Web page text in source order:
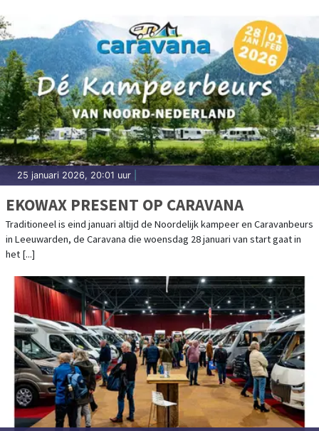
25 januari 2026, 20:01 uur
EKOWAX PRESENT OP CARAVANA
Traditioneel is eind januari altijd de Noordelijk kampeer en Caravanbeurs
in Leeuwarden, de Caravana die woensdag 28 januari van start gaat in
het [...]